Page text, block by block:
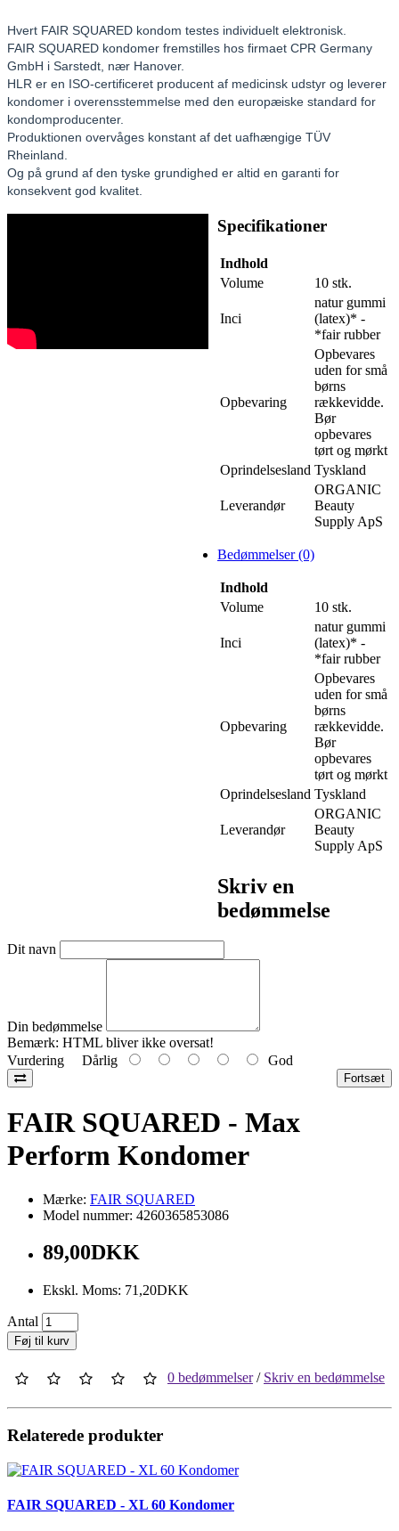
Hvert FAIR SQUARED kondom testes individuelt elektronisk.
FAIR SQUARED kondomer fremstilles hos firmaet CPR Germany
GmbH i Sarstedt, nær Hanover.
HLR er en ISO-certificeret producent af medicinsk udstyr og leverer
kondomer i overensstemmelse med den europæiske standard for
kondomproducenter.
Produktionen overvåges konstant af det uafhængige TÜV
Rheinland.
Og på grund af den tyske grundighed er altid en garanti for
konsekvent god kvalitet.
Specifikationer
Indhold
Volume
10 stk.
Inci
natur gummi
(latex)* -
*fair rubber
Opbevaring
Opbevares
uden for små
børns
rækkevidde.
Bør
opbevares
tørt og mørkt
Oprindelsesland Tyskland
Leverandør
ORGANIC
Beauty
Supply ApS
Bedømmelser (0)
Indhold
Volume
10 stk.
Inci
natur gummi
(latex)* -
*fair rubber
Opbevaring
Opbevares
uden for små
børns
rækkevidde.
Bør
opbevares
tørt og mørkt
Oprindelsesland Tyskland
Leverandør
ORGANIC
Beauty
Supply ApS
Skriv en
bedømmelse
Dit navn
Din bedømmelse
Bemærk: HTML bliver ikke oversat!
Vurdering Dårlig God
Fortsæt
FAIR SQUARED - Max
Perform Kondomer
Mærke: FAIR SQUARED
Model nummer: 4260365853086
89,00DKK
Ekskl. Moms: 71,20DKK
Antal
Føj til kurv
0 bedømmelser/ Skriv en bedømmelse
Relaterede produkter
FAIR SQUARED - XL 60 Kondomer